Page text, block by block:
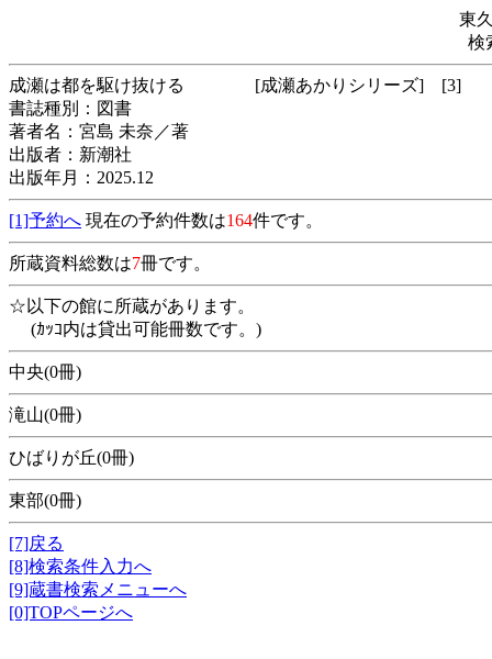
東
検
成瀬は都を駆け抜ける [成瀬あかりシリー
書誌種別：図書
著者名：宮島 未奈／著
出版者：新潮社
出版年月：2025.12
[1]予約へ 現在の予約件数は164件です。
所蔵資料総数は7冊です。
☆以下の館に所蔵があります。
(ｶｯｺ内は貸出可能冊数です。)
中央(0冊)
滝山(0冊)
ひばりが丘(0冊)
東部(0冊)
[7]戻る
[8]検索条件入力へ
[9]蔵書検索メニューへ
[0]TOPページへ